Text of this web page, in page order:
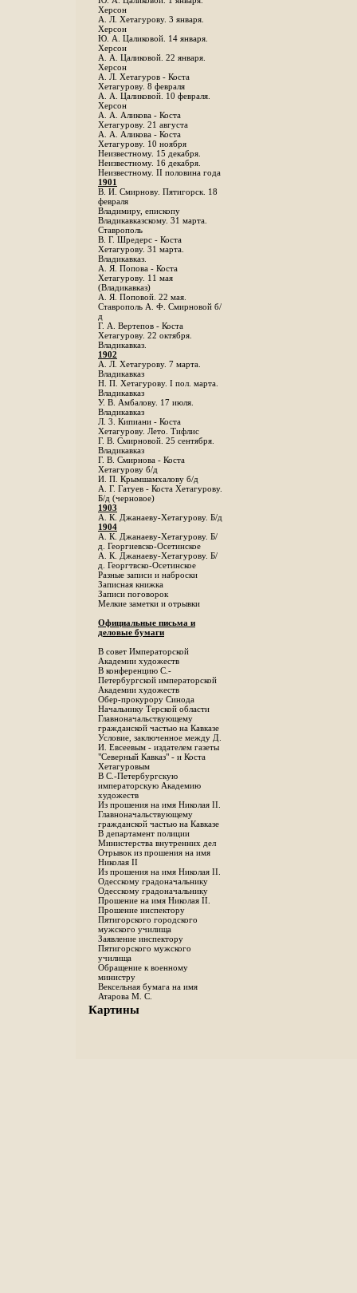
Херсон
А. Л. Хетагурову. 3 января.
Херсон
Ю. А. Цаликовой. 14 января.
Херсон
А. А. Цаликовой. 22 января.
Херсон
А. Л. Хетагуров - Коста
Хетагурову. 8 февраля
А. А. Цаликовой. 10 февраля.
Херсон
А. А. Аликова - Коста
Хетагурову. 21 августа
А. А. Аликова - Коста
Хетагурову. 10 ноября
Неизвестному. 15 декабря.
Неизвестному. 16 декабря.
Неизвестному. II половина года
1901
В. И. Смирнову. Пятигорск. 18
февраля
Владимиру, епископу
Владикавказскому. 31 марта.
Ставрополь
В. Г. Шредерс - Коста
Хетагурову. 31 марта.
Владикавказ.
А. Я. Попова - Коста
Хетагурову. 11 мая
(Владикавказ)
А. Я. Поповой. 22 мая.
Ставрополь А. Ф. Смирновой б/
д
Г. А. Вертепов - Коста
Хетагурову. 22 октября.
Владикавказ.
1902
А. Л. Хетагурову. 7 марта.
Владикавказ
Н. П. Хетагурову. I пол. марта.
Владикавказ
У. В. Амбалову. 17 июля.
Владикавказ
Л. 3. Кипиани - Коста
Хетагурову. Лето. Тифлис
Г. В. Смирновой. 25 сентября.
Владикавказ
Г. В. Смирнова - Коста
Хетагурову б/д
И. П. Крымшамхалову б/д
А. Г. Гатуев - Коста Хетагурову.
Б/д (черновое)
1903
А. К. Джанаеву-Хетагурову. Б/д
1904
А. К. Джанаеву-Хетагурову. Б/
д. Георгиевско-Осетинское
А. К. Джанаеву-Хетагурову. Б/
д. Георгтвско-Осетинское
Разные записи и наброски
Записная книжка
Записи поговорок
Мелкие заметки и отрывки
Официальные письма и
деловые бумаги
В совет Императорской
Академии художеств
В конференцию С.-
Петербургской императорской
Академии художеств
Обер-прокурору Синода
Начальнику Терской области
Главноначальствующему
гражданской частью на Кавказе
Условие, заключенное между Д.
И. Евсеевым - издателем газеты
"Северный Кавказ" - и Коста
Хетагуровым
В С.-Петербургскую
императорскую Академию
художеств
Из прошения на имя Николая II.
Главноначальствующему
гражданской частью на Кавказе
В департамент полиции
Министерства внутренних дел
Отрывок из прошения на имя
Николая II
Из прошения на имя Николая II.
Одесскому градоначальнику
Одесскому градоначальнику
Прошение на имя Николая II.
Прошение инспектору
Пятигорского городского
мужского училища
Заявление инспектору
Пятигорского мужского
училища
Обращение к военному
министру
Вексельная бумага на имя
Атарова М. С.
Картины